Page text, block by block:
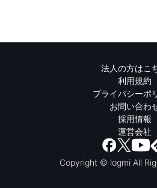
法人の方はこ
利用規約
プライバシーポ
お問い合わ
採用情報
運営会社
Copyright © logmi All